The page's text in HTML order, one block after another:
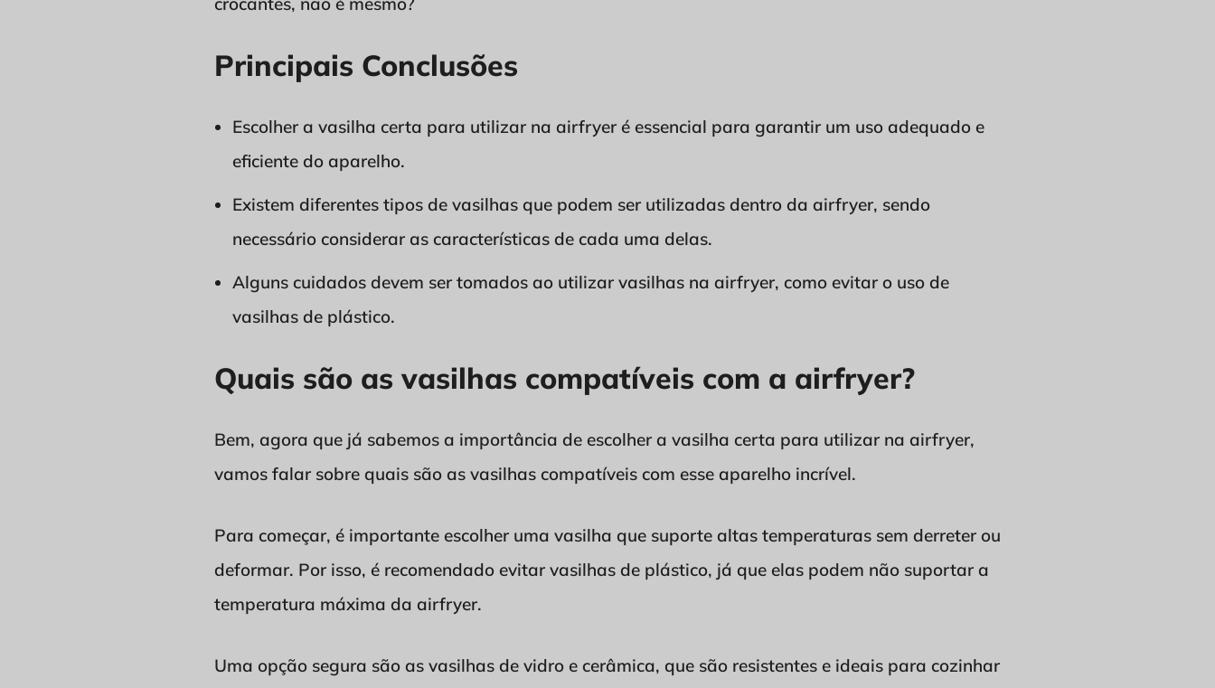
Principais Conclusões
Escolher a vasilha certa para utilizar na airfryer é essencial para garantir um uso adequado e
eficiente do aparelho.
Existem diferentes tipos de vasilhas que podem ser utilizadas dentro da airfryer, sendo
necessário considerar as características de cada uma delas.
Alguns cuidados devem ser tomados ao utilizar vasilhas na airfryer, como evitar o uso de
vasilhas de plástico.
Quais são as vasilhas compatíveis com a airfryer?
Bem, agora que já sabemos a importância de escolher a vasilha certa para utilizar na airfryer,
vamos falar sobre quais são as vasilhas compatíveis com esse aparelho incrível.
Para começar, é importante escolher uma vasilha que suporte altas temperaturas sem derreter ou
deformar. Por isso, é recomendado evitar vasilhas de plástico, já que elas podem não suportar a
temperatura máxima da airfryer.
Uma opção segura são as vasilhas de vidro e cerâmica, que são resistentes e ideais para cozinhar